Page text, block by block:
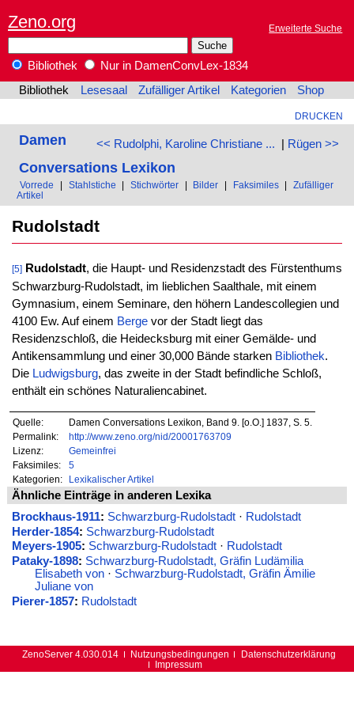
Zeno.org Erweiterte Suche
Bibliothek
Nur in DamenConvLex-1834
Bibliothek
Lesesaal Zufälliger Artikel Kategorien Shop
DRUCKEN
<< Rudolphi, Karoline Christiane ... | Rügen >>
Damen
Conversations Lexikon
Vorrede | Stahlstiche | Stichwörter | Bilder | Faksimiles |
Zufälliger
Artikel
Rudolstadt
[5] Rudolstadt, die Haupt- und Residenzstadt des Fürstenthums
Schwarzburg-Rudolstadt, im lieblichen Saalthale, mit einem
Gymnasium, einem Seminare, den höhern Landescollegien und
4100 Ew. Auf einem Bergevor der Stadt liegt das
Residenzschloß, die Heidecksburg mit einer Gemälde- und
Antikensammlung und einer 30,000 Bände starken Bibliothek.
Die Ludwigsburg, das zweite in der Stadt befindliche Schloß,
enthält ein schönes Naturaliencabinet.
Quelle:
Damen Conversations Lexikon, Band 9. [o.O.] 1837, S. 5.
Permalink:
http://www.zeno.org/nid/20001763709
Lizenz:
Gemeinfrei
Faksimiles:
5
Kategorien:
Lexikalischer Artikel
Ähnliche Einträge in anderen Lexika
Brockhaus-1911: Schwarzburg-Rudolstadt· Rudolstadt
Herder-1854: Schwarzburg-Rudolstadt
Meyers-1905: Schwarzburg-Rudolstadt· Rudolstadt
Pataky-1898: Schwarzburg-Rudolstadt, Gräfin Ludämilia
Elisabeth von· Schwarzburg-Rudolstadt, Gräfin Ämilie
Juliane von
Pierer-1857: Rudolstadt
ZenoServer 4.030.014 Nutzungsbedingungen
Datenschutzerklärung
Impressum